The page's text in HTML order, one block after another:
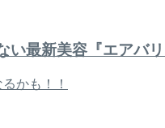
い最新美容『エアバ